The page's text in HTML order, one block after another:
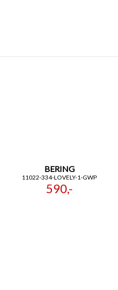
BERING
11022-334-LOVELY-1-GWP
590,-